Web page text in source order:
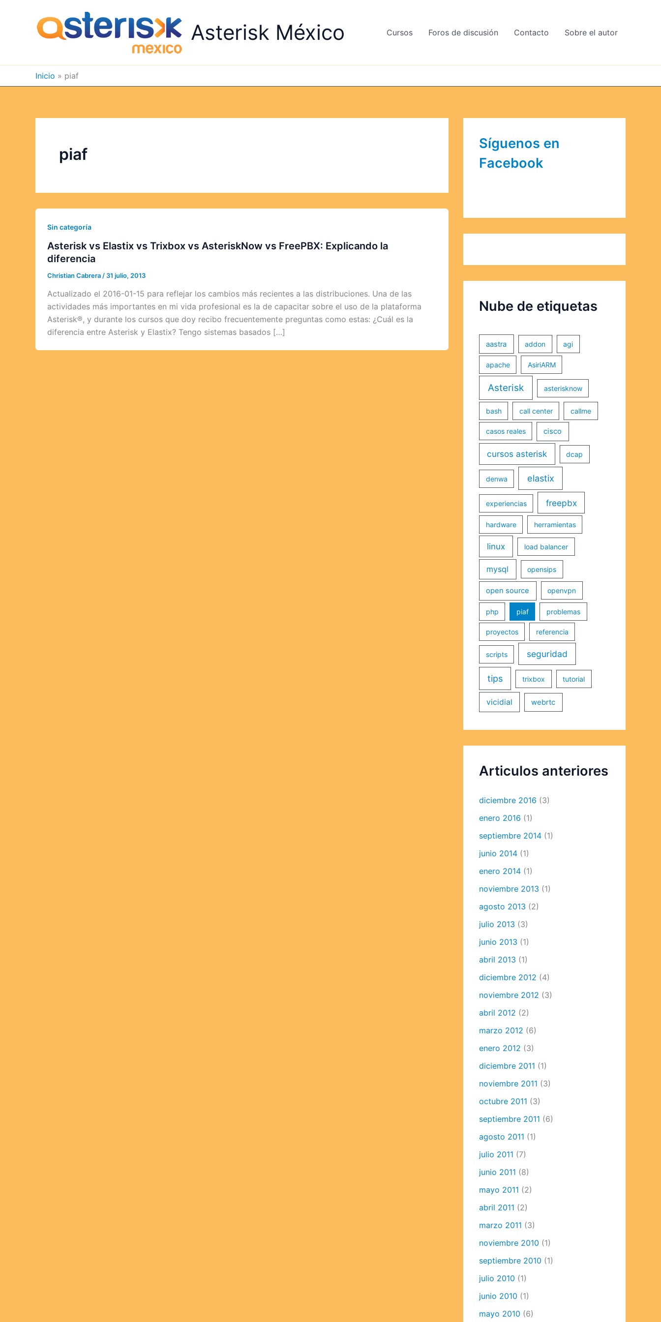
Asterisk México Cursos Foros de discusión Contacto Sobre el autor
Inicio piaf
piaf
Sin categoría
Asterisk vs Elastix vs Trixbox vs AsteriskNow vs FreePBX: Explicando la
diferencia
Christian Cabrera / 31 julio, 2013
Actualizado el 2016-01-15 para reflejar los cambios más recientes a las distribuciones. Una de las
actividades más importantes en mi vida profesional es la de capacitar sobre el uso de la plataforma
Asterisk®, y durante los cursos que doy recibo frecuentemente preguntas como estas: ¿Cuál es la
diferencia entre Asterisk y Elastix? Tengo sistemas basados […]
Síguenos en
Facebook
Nube de etiquetas
aastra addon agi
apache AsiriARM
Asterisk asterisknow
bash call center callme
casos reales cisco
cursos asterisk dcap
denwa elastix
experiencias freepbx
hardware herramientas
linux load balancer
mysql opensips
open source openvpn
php piaf problemas
proyectos referencia
scripts seguridad
tips trixbox tutorial
vicidial webrtc
Articulos anteriores
diciembre 2016 (3)
enero 2016 (1)
septiembre 2014 (1)
junio 2014 (1)
enero 2014 (1)
noviembre 2013 (1)
agosto 2013 (2)
julio 2013 (3)
junio 2013 (1)
abril 2013 (1)
diciembre 2012 (4)
noviembre 2012 (3)
abril 2012 (2)
marzo 2012 (6)
enero 2012 (3)
diciembre 2011 (1)
noviembre 2011 (3)
octubre 2011 (3)
septiembre 2011 (6)
agosto 2011 (1)
julio 2011 (7)
junio 2011 (8)
mayo 2011 (2)
abril 2011 (2)
marzo 2011 (3)
noviembre 2010 (1)
septiembre 2010 (1)
julio 2010 (1)
junio 2010 (1)
mayo 2010 (6)